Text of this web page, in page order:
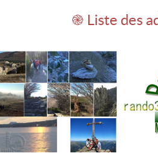
֎ Liste des